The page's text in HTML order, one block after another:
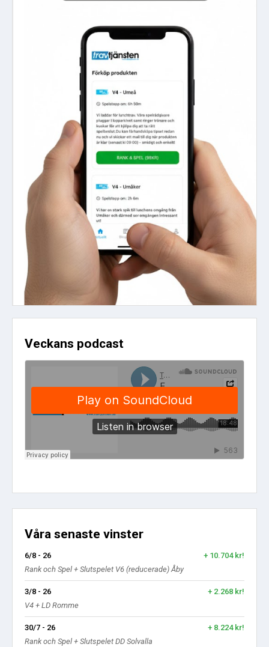
Veckans podcast
Våra senaste vinster
6/8 - 26
+ 10.704 kr!
Rank och Spel + Slutspelet V6 (reducerade) Åby
3/8 - 26
+ 2.268 kr!
V4 + LD Romme
30/7 - 26
+ 8.224 kr!
Rank och Spel + Slutspelet DD Solvalla